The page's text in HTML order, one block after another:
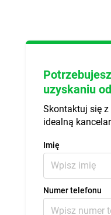
uzyskaniu
Skontaktuj się
idealną
Imię
Numer telefonu